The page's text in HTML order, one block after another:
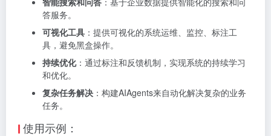
答服务。
可视化工具 ：提供可视化的系统运维、监控、标注工
具，避免黑盒操作。
持续优化：通过标注和反馈机制，实现系统的持续学习
和优化。
复杂任务解决 ：构建AIAgents来自动化解决复杂的业务
任务。
使用示例：